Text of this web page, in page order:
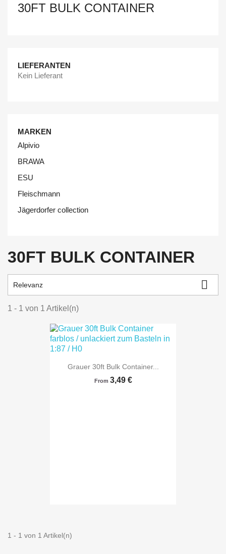
30FT BULK CONTAINER
LIEFERANTEN
Kein Lieferant
MARKEN
Alpivio
BRAWA
ESU
Fleischmann
Jägerdorfer collection
30FT BULK CONTAINER
Relevanz 
1 - 1 von 1 Artikel(n)
Grauer 30ft Bulk Container...
From 3,49 €
1 - 1 von 1 Artikel(n)